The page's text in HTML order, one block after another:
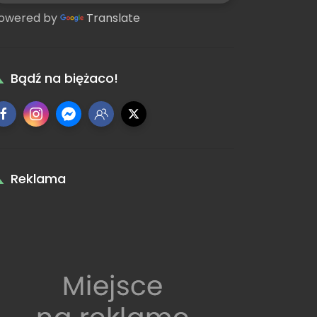
by Translate
Bądź na biężaco!
Reklama